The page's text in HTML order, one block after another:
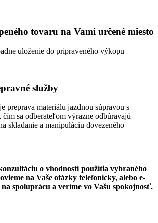
tovaru na Vami určené miesto
uloženie do pripraveného výkopu
služby
preprava materiálu jazdnou súpravou s
sa odberateľom výrazne odbúravajú
skladanie a manipuláciu dovezeného
o vhodnosti použitia vybraného
na Vaše otázky telefonicky, alebo e-
na spoluprácu a veríme vo Vašu spokojnosť.